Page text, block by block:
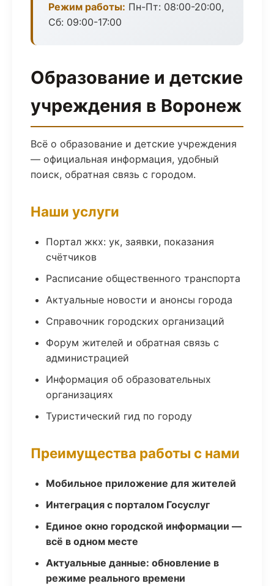
Режим работы: Пн-Пт: 08:00-20:00,
Сб: 09:00-17:00
Образование и детские
учреждения в Воронеж
Всё о образование и детские учреждения
— официальная информация, удобный
поиск, обратная связь с городом.
Наши услуги
Портал жкх: ук, заявки, показания
счётчиков
Расписание общественного транспорта
Актуальные новости и анонсы города
Справочник городских организаций
Форум жителей и обратная связь с
администрацией
Информация об образовательных
организациях
Туристический гид по городу
Преимущества работы с нами
Мобильное приложение для жителей
Интеграция с порталом Госуслуг
Единое окно городской информации —
всё в одном месте
Актуальные данные: обновление в
режиме реального времени